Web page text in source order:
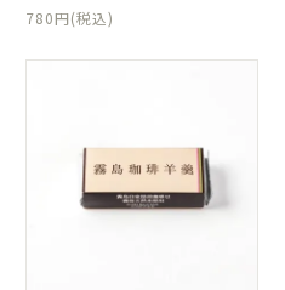
780円(税込)